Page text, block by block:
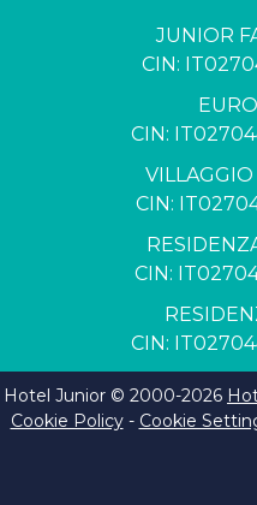
JUNIOR
CIN:
CIN:
CIN:
CIN:
CIN:
Hotel Junior © 2000-2026
Cookie Policy- Cookie